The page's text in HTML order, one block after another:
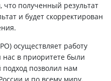
что полученный результат
и будет скорректирован
осуществляет работу
нас в приоритете были
позволил нам